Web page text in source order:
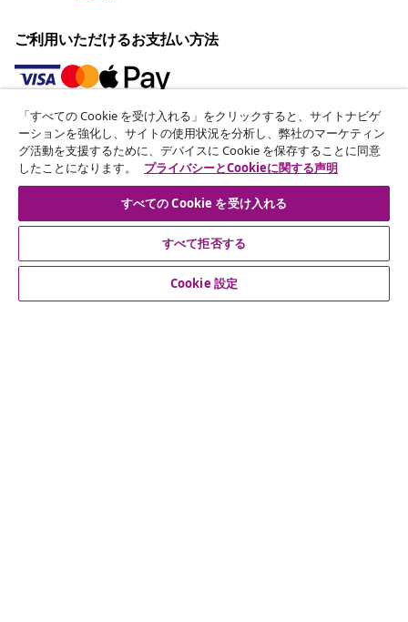
ご利用いただけるお支払い方法
ニュースレターに登録する
70万人以上のユーザーと一緒に、vidaXLから毎週のお得
な情報や季節限定セール、新着情報を受け取りましょう。
公式SNSアカウント
「すべての Cookie を受け入れる」をクリックすると、サイトナビゲ
ーションを強化し、サイトの使用状況を分析し、弊社のマーケティン
グ活動を支援するために、デバイスに Cookie を保存することに同意
したことになります。
プライバシーとCookieに関する声明
すべての Cookie を受け入れる
すべて拒否する
Cookie 設定